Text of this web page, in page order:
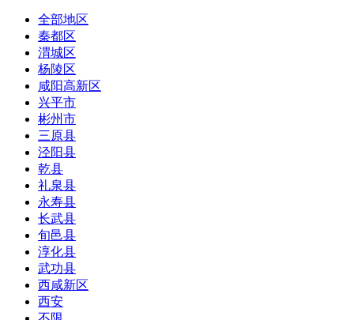
全部地区
秦都区
渭城区
杨陵区
咸阳高新区
兴平市
彬州市
三原县
泾阳县
乾县
礼泉县
永寿县
长武县
旬邑县
淳化县
武功县
西咸新区
西安